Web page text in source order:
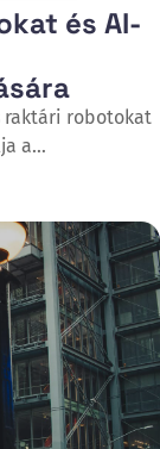
és AI-
raktári robotokat
a
is
tömeges